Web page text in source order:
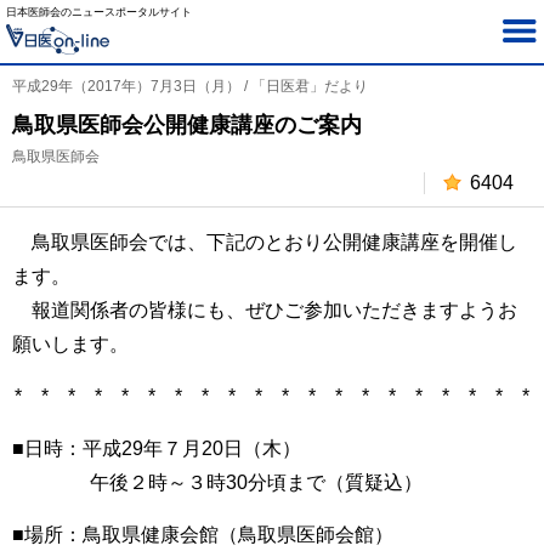
日本医師会のニュースポータルサイト
平成29年（2017年）7月3日（月） / 「日医君」だより
鳥取県医師会公開健康講座のご案内
鳥取県医師会
6404
鳥取県医師会では、下記のとおり公開健康講座を開催し
ます。
報道関係者の皆様にも、ぜひご参加いただきますようお
願いします。
* * * * * * * * * * * * * * * * * * * *
■日時：平成29年７月20日（木）
午後２時～３時30分頃まで（質疑込）
■場所：鳥取県健康会館（鳥取県医師会館）